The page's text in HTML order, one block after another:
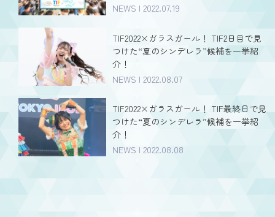
NEWS | 2022.07.19
TIF2022×ガラスガール！ TIF2日目で見
つけた“夏のシンデレラ”候補を一挙紹
介！
NEWS | 2022.08.07
TIF2022×ガラスガール！ TIF最終日で見
つけた“夏のシンデレラ”候補を一挙紹
介！
NEWS | 2022.08.08